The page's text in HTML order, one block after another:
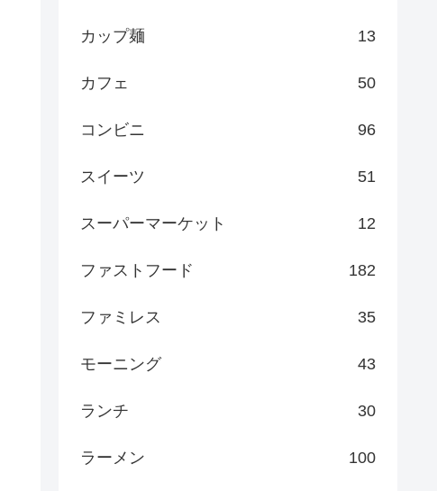
カップ麺 13
カフェ 50
コンビニ 96
スイーツ 51
スーパーマーケット 12
ファストフード 182
ファミレス 35
モーニング 43
ランチ 30
ラーメン 100